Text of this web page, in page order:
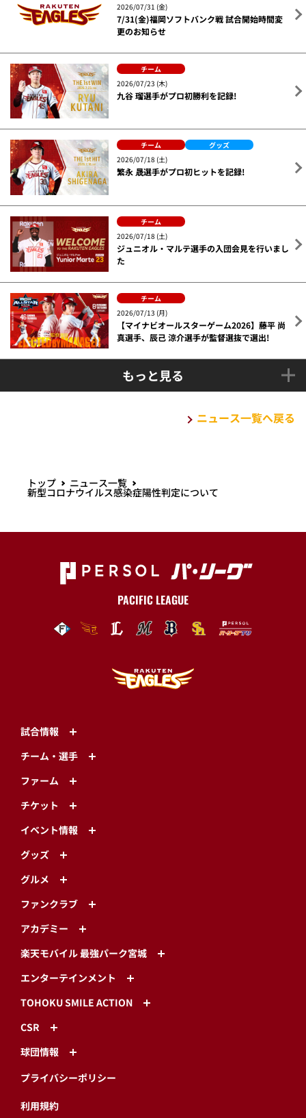
2026/07/31 (金)
7/31(金)福岡ソフトバンク戦 試合開始時間変
更のお知らせ
チーム
2026/07/23 (木)
九谷 瑠選手がプロ初勝利を記録!
チーム
グッズ
2026/07/18 (土)
繁永 晟選手がプロ初ヒットを記録!
チーム
2026/07/18 (土)
ジュニオル・マルテ選手の入団会見を行いまし
た
チーム
2026/07/13 (月)
【マイナビオールスターゲーム2026】藤平 尚
真選手、辰己 涼介選手が監督選抜で選出!
もっと見る
ニュース一覧へ戻る
トップ ニュース一覧
新型コロナウイルス感染症陽性判定について
PACIFIC LEAGUE
試合情報
チーム・選手
ファーム
チケット
イベント情報
グッズ
グルメ
ファンクラブ
アカデミー
楽天モバイル 最強パーク宮城
エンターテインメント
TOHOKU SMILE ACTION
CSR
球団情報
プライバシーポリシー
利用規約